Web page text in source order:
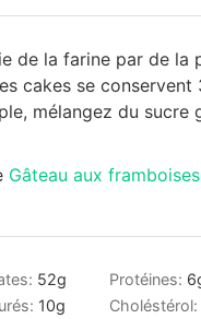
de la farine par de la
cakes se
mélangez du
Gâteau aux
52g Protéines: 6
10g Choléstérol: